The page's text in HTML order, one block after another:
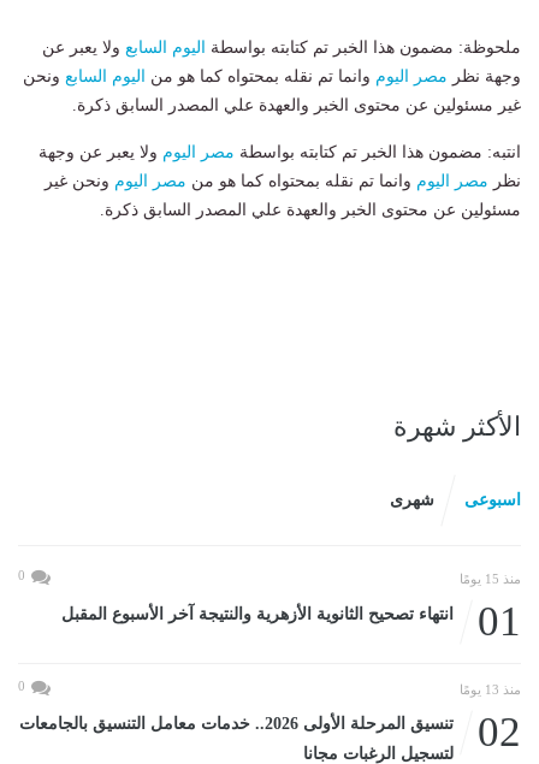
ملحوظة: مضمون هذا الخبر تم كتابته بواسطة اليوم السابع ولا يعبر عن
وجهة نظر مصر اليوم وانما تم نقله بمحتواه كما هو من اليوم السابع ونحن
غير مسئولين عن محتوى الخبر والعهدة علي المصدر السابق ذكرة.
انتبه: مضمون هذا الخبر تم كتابته بواسطة مصر اليوم ولا يعبر عن وجهة
نظر مصر اليوم وانما تم نقله بمحتواه كما هو من مصر اليوم ونحن غير
مسئولين عن محتوى الخبر والعهدة علي المصدر السابق ذكرة.
الأكثر شهرة
اسبوعى شهرى
منذ 15 يومًا 0
01 انتهاء تصحيح الثانوية الأزهرية والنتيجة آخر الأسبوع المقبل
منذ 13 يومًا 0
02
تنسيق المرحلة الأولى 2026.. خدمات معامل التنسيق بالجامعات
لتسجيل الرغبات مجانا